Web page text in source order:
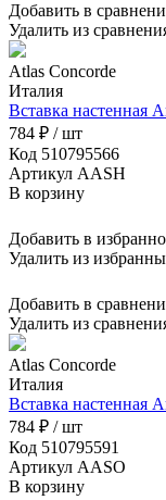
Добавить в
Удалить из
Atlas Concorde
Италия
Вставка настенная
784 ₽ / шт
Код 510795566
Артикул AASH
В корзину
Добавить в
Удалить из
Добавить в
Удалить из
Atlas Concorde
Италия
Вставка настенная
784 ₽ / шт
Код 510795591
Артикул AASO
В корзину